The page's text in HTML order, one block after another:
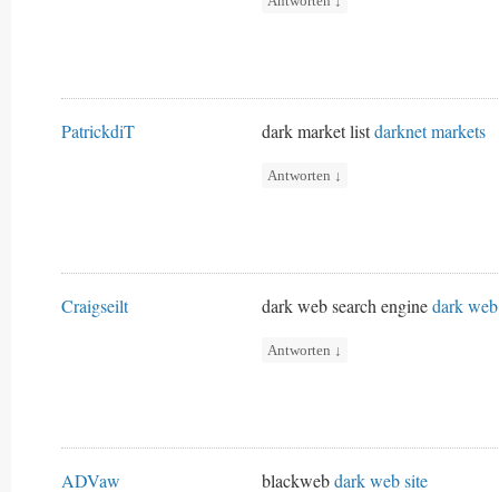
PatrickdiT dark market listdarknet markets
Antworten ↓
Craigseilt dark web search enginedark
Antworten ↓
ADVaw blackwebdark web site